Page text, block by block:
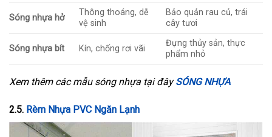
Sóng nhựa hở
Thông thoáng, dễ
vệ sinh
Bảo quản rau củ, trái
cây tươi
Sóng nhựa bít Kín, chống rơi vãi
Đựng thủy sản, thực
phẩm nhỏ
Xem thêm các mẫu sóng nhựa tại đâySÓNG NHỰA
2.5. Rèm Nhựa PVC Ngăn Lạnh